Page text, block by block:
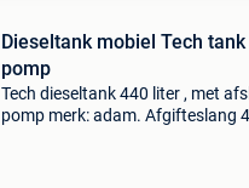
Dieseltank mobiel Tech
pomp
Tech dieseltank 440 liter , met
pomp merk: adam. Afgifteslang